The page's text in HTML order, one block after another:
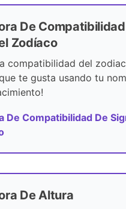
De
Zodíaco
compatibilidad del
te gusta usando tu
De Compatibilidad De
De Altura